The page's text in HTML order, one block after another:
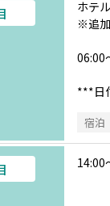
ホテ
※追加
06:00
***日
宿泊
14:00